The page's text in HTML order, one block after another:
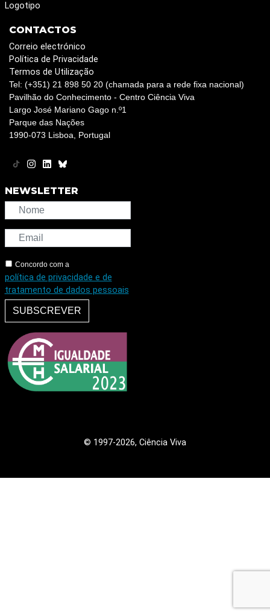
Logotipo
CONTACTOS
Correio electrónico
Política de Privacidade
Termos de Utilização
Tel: (+351) 21 898 50 20 (chamada para a rede fixa nacional)
Pavilhão do Conhecimento - Centro Ciência Viva
Largo José Mariano Gago n.º1
Parque das Nações
1990-073 Lisboa, Portugal
NEWSLETTER
Concordo com a
política de privacidade e de
tratamento de dados pessoais
SUBSCREVER
© 1997-2026, Ciência Viva